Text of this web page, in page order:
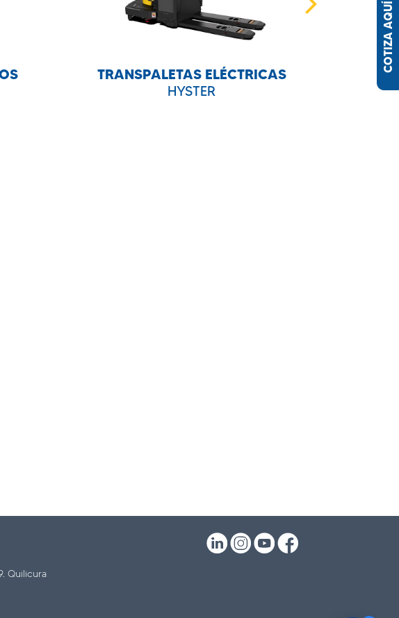
COTIZA AQUÍ
TRANSPALETAS ELÉCTRICAS
HYSTER
Quilicura